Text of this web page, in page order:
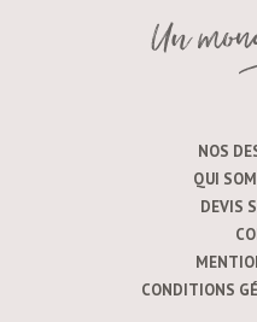
NOS
QUI
DEVIS
CONDITIONS